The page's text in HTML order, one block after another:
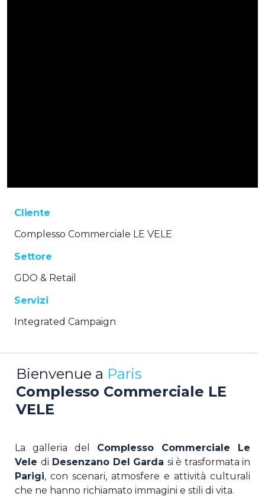
Cliente
Complesso Commerciale LE VELE
Settore
GDO & Retail
Servizi
Integrated Campaign
Bienvenue a Paris
Complesso Commerciale LE
VELE
La galleria del Complesso Commerciale Le
Vele di Desenzano Del Garda si è trasformata in
Parigi, con scenari, atmosfere e attività culturali
che ne hanno richiamato immagini e stili di vita.